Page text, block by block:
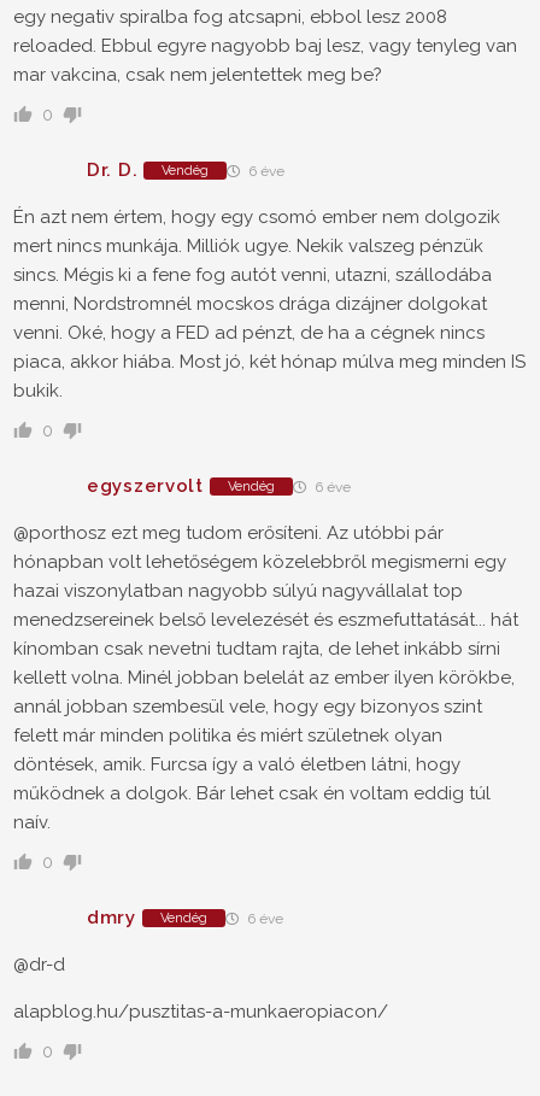
egy negativ spiralba fog atcsapni, ebbol lesz 2008
reloaded. Ebbul egyre nagyobb baj lesz, vagy tenyleg van
mar vakcina, csak nem jelentettek meg be?
0
Dr. D. Vendég 6 éve
Én azt nem értem, hogy egy csomó ember nem dolgozik
mert nincs munkája. Milliók ugye. Nekik valszeg pénzük
sincs. Mégis ki a fene fog autót venni, utazni, szállodába
menni, Nordstromnél mocskos drága dizájner dolgokat
venni. Oké, hogy a FED ad pénzt, de ha a cégnek nincs
piaca, akkor hiába. Most jó, két hónap múlva meg minden IS
bukik.
0
egyszervolt Vendég 6 éve
@porthosz ezt meg tudom erősíteni. Az utóbbi pár
hónapban volt lehetőségem közelebbről megismerni egy
hazai viszonylatban nagyobb súlyú nagyvállalat top
menedzsereinek belső levelezését és eszmefuttatását... hát
kínomban csak nevetni tudtam rajta, de lehet inkább sírni
kellett volna. Minél jobban belelát az ember ilyen körökbe,
annál jobban szembesül vele, hogy egy bizonyos szint
felett már minden politika és miért születnek olyan
döntések, amik. Furcsa így a való életben látni, hogy
működnek a dolgok. Bár lehet csak én voltam eddig túl
naív.
0
dmry Vendég 6 éve
@dr-d
alapblog.hu/pusztitas-a-munkaeropiacon/
0